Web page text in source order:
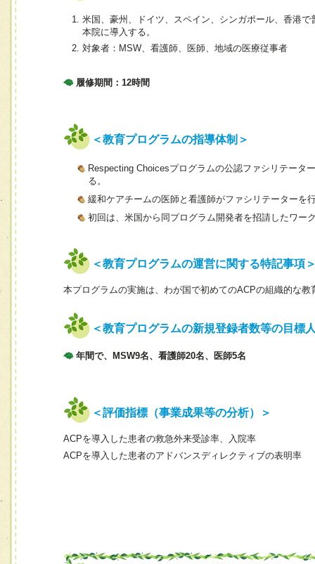
米国、豪州、ドイツ、スペイン、シンガポール、香港
本院に導入する。
対象者：MSW、看護師、医師、地域の医療従事者
履修期間：12時間
＜教育プログラムの指導体制＞
Respecting Choicesプログラムの公認ファシリテータ
る。
緩和ケアチームの医師と看護師がファシリテーターを
初回は、米国から同プログラム開発者を招請したワー
＜教育プログラムの運営に関する特記事項
本プログラムの実施は、わが国で初めてのACPの組織的な
＜教育プログラムの新規登録者数等の目標
年間で、MSW9名、看護師20名、医師5名
＜評価指標（事業成果等の分析）＞
ACPを導入した患者の救急外来受診率、入院率
ACPを導入した患者のアドバンスディレクティブの表明率